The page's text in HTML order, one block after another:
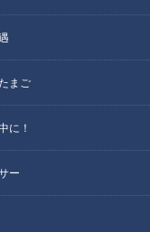
まご
に！
ー
ズ
ム
０２６年（令和８年）
ラムを書く筆者が物心
年余りの歳月が経つ。
きドラゴンズの歴史を